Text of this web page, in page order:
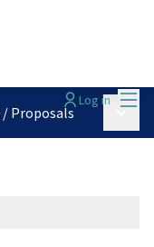
Log in
/ Proposals Main